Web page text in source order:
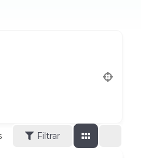
Filtrar